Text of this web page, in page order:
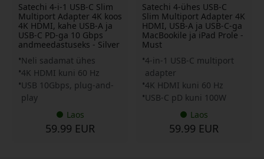
Satechi 4-i-1 USB-C Slim
Multiport Adapter 4K koos
4K HDMI, kahe USB-A ja
USB-C PD-ga 10 Gbps
andmeedastuseks - Silver
Neli sadamat ühes
4K HDMI kuni 60 Hz
USB 10Gbps, plug-and-
play
Laos
59.99 EUR
Satechi 4-ühes USB-C
Slim Multiport Adapter 4K
HDMI, USB-A ja USB-C-ga
MacBookile ja iPad Prole -
Must
4-in-1 USB-C multiport
adapter
4K HDMI kuni 60 Hz
USB-C pD kuni 100W
Laos
59.99 EUR